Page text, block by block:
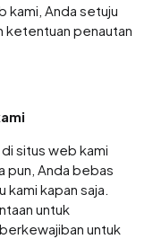
kami, Anda setuju
ketentuan penautan
situs web kami
pun, Anda bebas
kapan saja.
untuk
untuk